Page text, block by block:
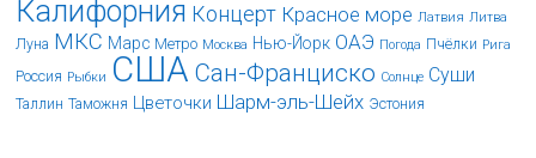
Калифорния Концерт Красное море Латвия Литва
Луна МКС Марс Метро Москва Нью-Йорк ОАЭ Погода Пчёлки Рига
Россия Рыбки США Сан-Франциско Солнце Суши
Таллин Таможня Цветочки Шарм-эль-Шейх Эстония